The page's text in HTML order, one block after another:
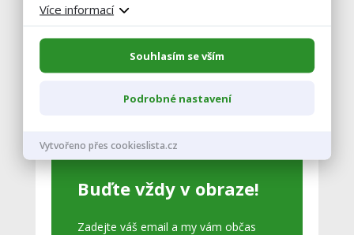
29
KRAJSKÉ DOŽÍNKY
LIBERECKÉHO KRAJE 2026
29. 8.,
Jilemnice
Buďte vždy v obraze!
Zadejte váš email a my vám občas
Více informací
Souhlasím se vším
Podrobné nastavení
Vytvořeno přes cookieslista.cz